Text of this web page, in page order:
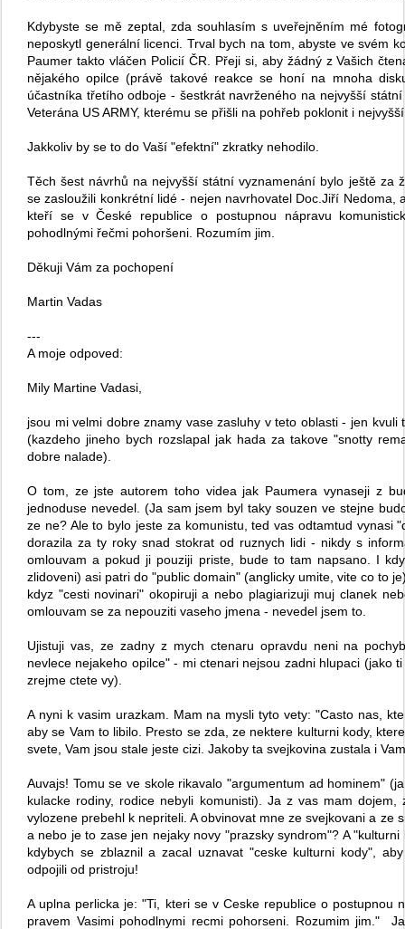
Kdybyste se mě zeptal, zda souhlasím s uveřejněním mé
neposkytl generální licenci. Trval bych na tom, abyste ve svém
Paumer takto vláčen Policií ČR. Přeji si, aby žádný z Vašich
nějakého opilce (právě takové reakce se honí na mnoha
účastníka třetího odboje - šestkrát navrženého na nejvyšší
Veterána US ARMY, kterému se přišli na pohřeb poklonit i
Jakkoliv by se to do Vaší "efektní" zkratky nehodilo.
Těch šest návrhů na nejvyšší státní vyznamenání bylo ještě za
se zasloužili konkrétní lidé - nejen navrhovatel Doc.Jiří
kteří se v České republice o postupnou nápravu
pohodlnými řečmi pohoršeni. Rozumím jim.
Děkuji Vám za pochopení
Martin Vadas
---
A moje odpoved:
Mily Martine Vadasi,
jsou mi velmi dobre znamy vase zasluhy v teto oblasti - jen
(kazdeho jineho bych rozslapal jak hada za takove "snotty
dobre nalade).
O tom, ze jste autorem toho videa jak Paumera vynaseji z
jednoduse nevedel. (Ja sam jsem byl taky souzen ve stejne
ze ne? Ale to bylo jeste za komunistu, ted vas odtamtud vynasi
dorazila za ty roky snad stokrat od ruznych lidi - nikdy s
omlouvam a pokud ji pouziji priste, bude to tam napsano. I
zlidoveni) asi patri do "public domain" (anglicky umite, vite co to
kdyz "cesti novinari" okopiruji a nebo plagiarizuji muj clanek
omlouvam se za nepouziti vaseho jmena - nevedel jsem to.
Ujistuji vas, ze zadny z mych ctenaru opravdu neni na
nevlece nejakeho opilce" - mi ctenari nejsou zadni hlupaci (jako
zrejme ctete vy).
A nyni k vasim urazkam. Mam na mysli tyto vety: "Casto nas,
aby se Vam to libilo. Presto se zda, ze nektere kulturni kody,
svete, Vam jsou stale jeste cizi. Jakoby ta svejkovina zustala i
Auvajs! Tomu se ve skole rikavalo "argumentum ad hominem"
kulacke rodiny, rodice nebyli komunisti). Ja z vas mam
vylozene prebehl k nepriteli. A obvinovat mne ze svejkovani a ze
a nebo je to zase jen nejaky novy "prazsky syndrom"? A
kdybych se zblaznil a zacal uznavat "ceske kulturni kody",
odpojili od pristroju!
A uplna perlicka je: "Ti, kteri se v Ceske republice o postupnou
pravem Vasimi pohodlnymi recmi pohorseni. Rozumim jim."